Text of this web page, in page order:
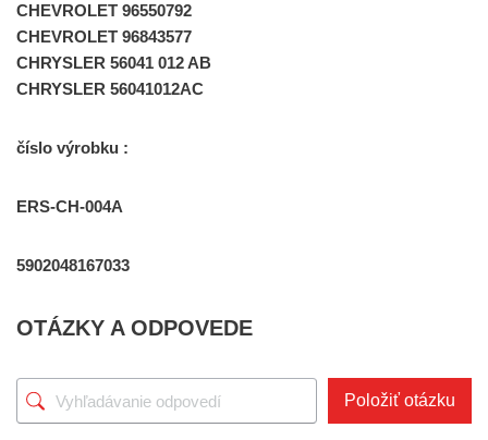
CHEVROLET 96550792
CHEVROLET 96843577
CHRYSLER 56041 012 AB
CHRYSLER 56041012AC
číslo výrobku :
ERS-CH-004A
5902048167033
OTÁZKY A ODPOVEDE
Položiť otázku